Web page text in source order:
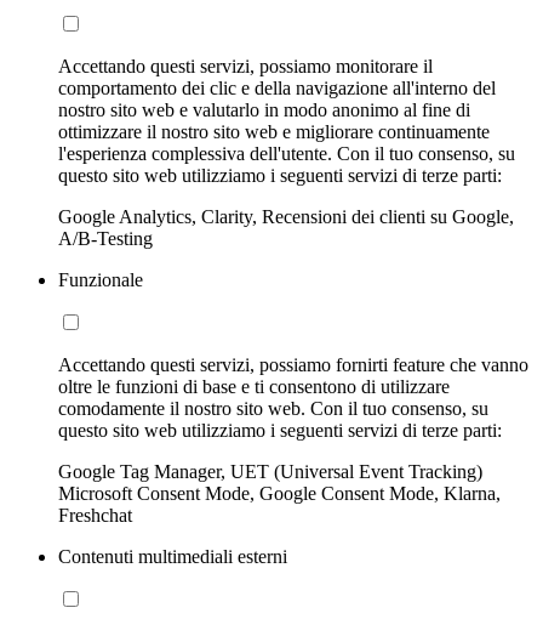
Accettando questi servizi, possiamo monitorare il
comportamento dei clic e della navigazione all'interno del
nostro sito web e valutarlo in modo anonimo al fine di
ottimizzare il nostro sito web e migliorare continuamente
l'esperienza complessiva dell'utente. Con il tuo consenso, su
questo sito web utilizziamo i seguenti servizi di terze parti:
Google Analytics, Clarity, Recensioni dei clienti su Google,
A/B-Testing
Funzionale
Accettando questi servizi, possiamo fornirti feature che vanno
oltre le funzioni di base e ti consentono di utilizzare
comodamente il nostro sito web. Con il tuo consenso, su
questo sito web utilizziamo i seguenti servizi di terze parti:
Google Tag Manager, UET (Universal Event Tracking)
Microsoft Consent Mode, Google Consent Mode, Klarna,
Freshchat
Contenuti multimediali esterni